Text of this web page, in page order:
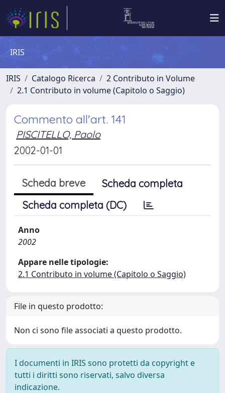
IRIS
IRIS Catalogo Ricerca
2 Contributo in Volume
2.1 Contributo in volume (Capitolo o Saggio)
Commento all'art. 141
PISCITELLO, Paolo
2002-01-01
Scheda breve
Scheda completa
Scheda completa (DC)
Anno
2002
Appare nelle tipologie:
2.1 Contributo in volume (Capitolo o Saggio)
File in questo prodotto:
Non ci sono file associati a questo prodotto.
I documenti in IRIS sono protetti da copyright e
tutti i diritti sono riservati, salvo diversa
indicazione.